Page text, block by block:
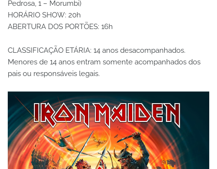
Pedrosa, 1 – Morumbi)
HORÁRIO SHOW: 20h
ABERTURA DOS PORTÕES: 16h
CLASSIFICAÇÃO ETÁRIA: 14 anos desacompanhados.
Menores de 14 anos entram somente acompanhados dos
pais ou responsáveis legais.